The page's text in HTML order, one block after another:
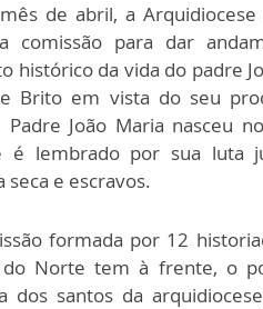
de abril, a Arquidiocese
comissão para dar
histórico da vida do padre
Brito em vista do seu
Padre João Maria nasceu
é lembrado por sua luta
seca e escravos.
formada por 12
do Norte tem à frente, o
dos santos da